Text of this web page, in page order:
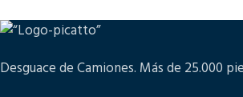
Desguace de Camiones. Más de 25.000